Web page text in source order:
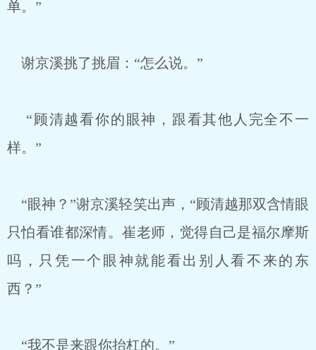
单。”
谢京溪挑了挑眉：“怎么说。”
“顾清越看你的眼神，跟看其他人完全不一
样。”
“眼神？”谢京溪轻笑出声，“顾清越那双含情眼
只怕看谁都深情。崔老师，觉得自己是福尔摩斯
吗，只凭一个眼神就能看出别人看不来的东
西？”
“我不是来跟你抬杠的。”